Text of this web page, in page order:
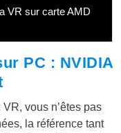
VR sur carte AMD
PC : NVIDIA
vous n’êtes pas
la référence tant